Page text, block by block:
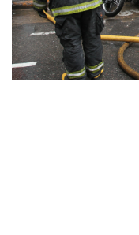
Incendio en la
microcentro